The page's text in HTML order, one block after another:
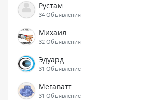
Рустам
34 Объявления
Михаил
32 Объявления
Эдуард
31 Объявление
Мегаватт
31 Объявление